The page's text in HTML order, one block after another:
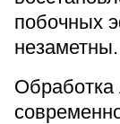
побочных
незаметны.
Обработка